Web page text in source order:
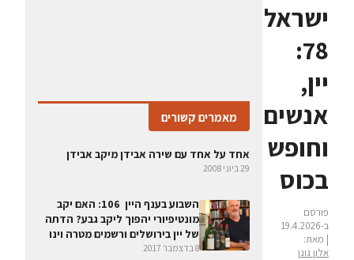
ישראל
78:
יין,
אנשים
וחופש
בכוס
פורסם
ב-19.4.2026
| מאת:
אלון גונן
מאמרים קשורים
אחד על אחד עם שירה אבידן מיקב אבידן
29 ביוני 2008
השבוע בענף היין 106: האם יקב
מונטיפיורי יהפוך ליקב גבע? הדתה
של יין בירושלים ורשמים מטרה וינו
8 בדצמבר 2017